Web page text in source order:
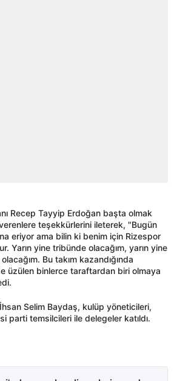
Recep Tayyip Erdoğan başta olmak
teşekkürlerini ileterek, "Bugün
eriyor ama bilin ki benim için Rizespor
Yarın yine tribünde olacağım, yarın yine
Bu takım kazandığında
üzülen binlerce taraftardan biri olmaya
Selim Baydaş, kulüp yöneticileri,
parti temsilcileri ile delegeler katıldı.